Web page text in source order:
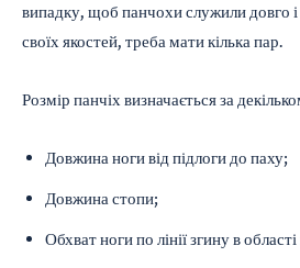
випадку, щоб панчохи служили довго
своїх якостей, треба мати кілька пар.
Розмір панчіх визначається за
Довжина ноги від підлоги до паху;
Довжина стопи;
Обхват ноги по лінії згину в